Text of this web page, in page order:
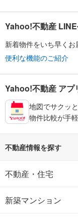
Yahoo!不動産
新着物件をいち早くお
便利な機能のご紹介
Yahoo!不動産 アプ
地図でサクッ
物件比較が手
不動産情報を探す
不動産・住宅
新築マンション